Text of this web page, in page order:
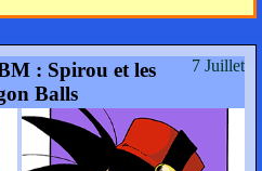
7 Juillet
: Spirou et les
Balls